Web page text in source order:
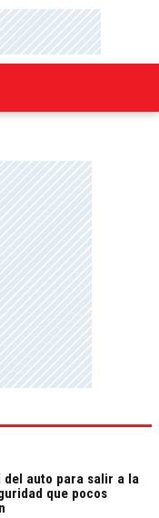
del auto para salir a la
que pocos